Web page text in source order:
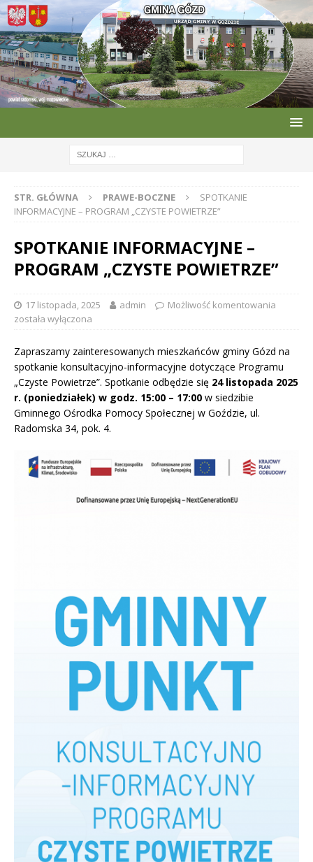
STR. GŁÓWNA PRAWE-BOCZNE
SPOTKANIE
INFORMACYJNE – PROGRAM „CZYSTE POWIETRZE”
SPOTKANIE INFORMACYJNE –
PROGRAM „CZYSTE POWIETRZE”
17 listopada, 2025 admin
Możliwość komentowania
została wyłączona
Zapraszamy zainteresowanych mieszkańców gminy Gózd na
spotkanie konsultacyjno-informacyjne dotyczące Programu
„Czyste Powietrze”. Spotkanie odbędzie się 24 listopada 2025
r. (poniedziałek) w godz. 15:00 – 17:00 w siedzibie
Gminnego Ośrodka Pomocy Społecznej w Goździe, ul.
Radomska 34, pok. 4.